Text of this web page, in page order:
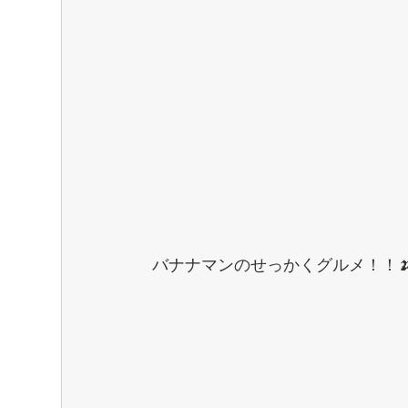
バナナマンのせっかくグルメ！！